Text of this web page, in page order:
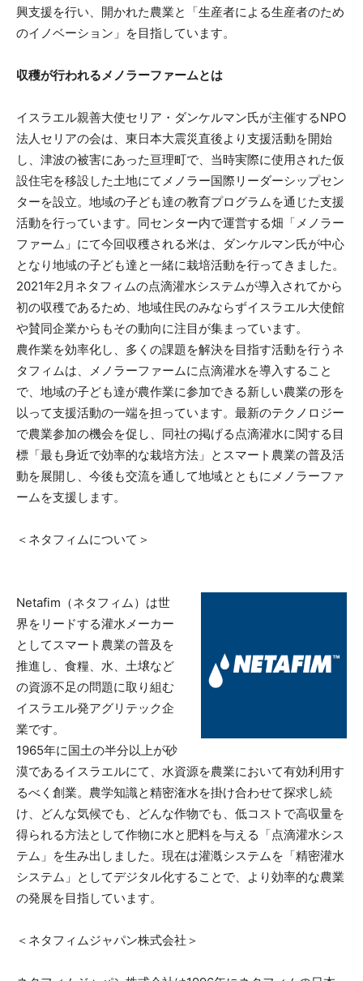
興支援を行い、開かれた農業と「生産者による生産者のため
のイノベーション」を目指しています。
収穫が行われるメノラーファームとは
イスラエル親善大使セリア・ダンケルマン氏が主催するNPO
法人セリアの会は、東日本大震災直後より支援活動を開始
し、津波の被害にあった亘理町で、当時実際に使用された仮
設住宅を移設した土地にてメノラー国際リーダーシップセン
ターを設立。地域の子ども達の教育プログラムを通じた支援
活動を行っています。同センター内で運営する畑「メノラー
ファーム」にて今回収穫される米は、ダンケルマン氏が中心
となり地域の子ども達と一緒に栽培活動を行ってきました。
2021年2月ネタフィムの点滴灌水システムが導入されてから
初の収穫であるため、地域住民のみならずイスラエル大使館
や賛同企業からもその動向に注目が集まっています。
農作業を効率化し、多くの課題を解決を目指す活動を行うネ
タフィムは、メノラーファームに点滴灌水を導入すること
で、地域の子ども達が農作業に参加できる新しい農業の形を
以って支援活動の一端を担っています。最新のテクノロジー
で農業参加の機会を促し、同社の掲げる点滴灌水に関する目
標「最も身近で効率的な栽培方法」とスマート農業の普及活
動を展開し、今後も交流を通して地域とともにメノラーファ
ームを支援します。
＜ネタフィムについて＞
Netafim（ネタフィム）は世
界をリードする灌水メーカー
としてスマート農業の普及を
推進し、食糧、水、土壌など
の資源不足の問題に取り組む
イスラエル発アグリテック企
業です。
1965年に国土の半分以上が砂
漠であるイスラエルにて、水資源を農業において有効利用す
るべく創業。農学知識と精密潅水を掛け合わせて探求し続
け、どんな気候でも、どんな作物でも、低コストで高収量を
得られる方法として作物に水と肥料を与える「点滴灌水シス
テム」を生み出しました。現在は灌漑システムを「精密灌水
システム」としてデジタル化することで、より効率的な農業
の発展を目指しています。
＜ネタフィムジャパン株式会社＞